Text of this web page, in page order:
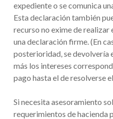
expediente o se comunica
Esta declaración también
recurso no exime de realizar
una declaración firme. (En
posterioridad, se devolvería
más los intereses
pago hasta el de resolverse
Si necesita asesoramiento
requerimientos de hacienda